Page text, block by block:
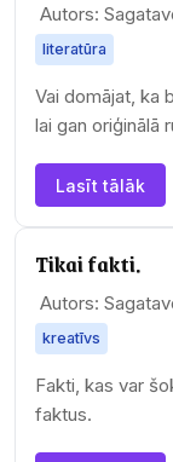
Autors:
literatūra
Vai domājat, ka
lai gan oriģinālā
Lasīt tālāk
Tikai fakti.
Autors:
kreatīvs
Fakti, kas var
faktus.